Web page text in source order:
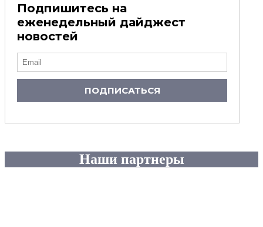
Подпишитесь на
еженедельный дайджест
новостей
ПОДПИСАТЬСЯ
Наши партнеры